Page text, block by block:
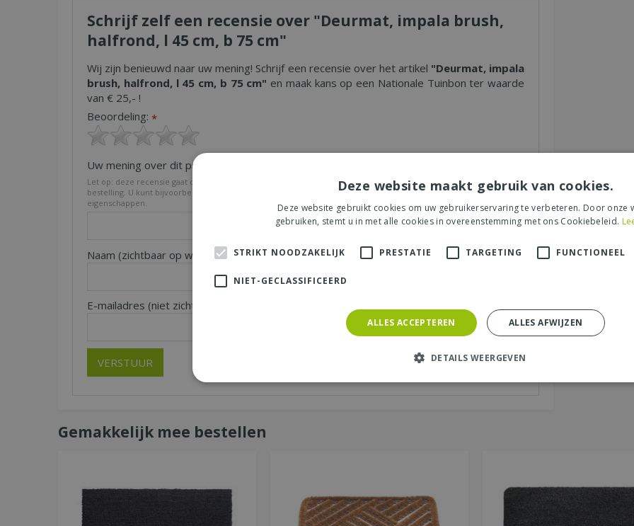
Schrijf zelf een recensie over "Deurmat, impala brush,
halfrond, l 45 cm, b 75 cm"
Wij zijn benieuwd naar uw mening! Schrijf een recensie over het artikel "Deurmat, impala
brush, halfrond, l 45 cm, b 75 cm" en maak kans op een Nationale Tuinbon ter waarde
van € 25,- !
Beoordeling: *
Uw mening over dit product:
Let op: deze recensie gaat over het product en niet over ons tuincentrum, de service of levering van uw
bestelling. U kunt bijvoorbeeld in gaan op de kwaliteit van het product, de look & feel en belangrijke
eigenschappen.
Naam (zichtbaar op website): * Plaats (zichtbaar op website):*
E-mailadres (niet zichtbaar):
Gemakkelijk mee bestellen
Deze website maakt gebruik van cookies.
Deze website gebruikt cookies om uw gebruikerservaring te verbeteren. Door onze
gebruiken, stemt u in met alle cookies in overeenstemming met ons Cookiebeleid.
STRIKT NOODZAKELIJK PRESTATIE TARGETING FUNCTIONEEL
NIET-GECLASSIFICEERD
ALLES ACCEPTEREN ALLES AFWIJZEN
DETAILS WEERGEVEN